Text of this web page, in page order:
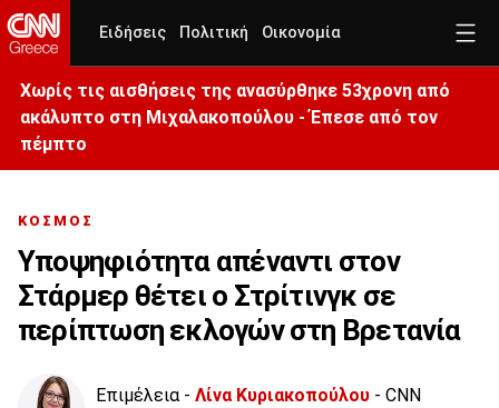
Ειδήσεις Πολιτική Οικονομία
Χωρίς τις αισθήσεις της ανασύρθηκε 53χρονη από
ακάλυπτο στη Μιχαλακοπούλου - Έπεσε από τον
πέμπτο
ΚΟΣΜΟΣ
Υποψηφιότητα απέναντι στον
Στάρμερ θέτει ο Στρίτινγκ σε
περίπτωση εκλογών στη Βρετανία
Επιμέλεια - Λίνα Κυριακοπούλου - CNN